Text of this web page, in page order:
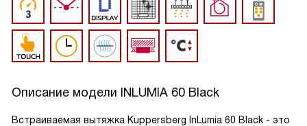
Описание модели INLUMIA 60 Black
Встраиваемая вытяжка Kuppersberg InLumia 60 Black - это